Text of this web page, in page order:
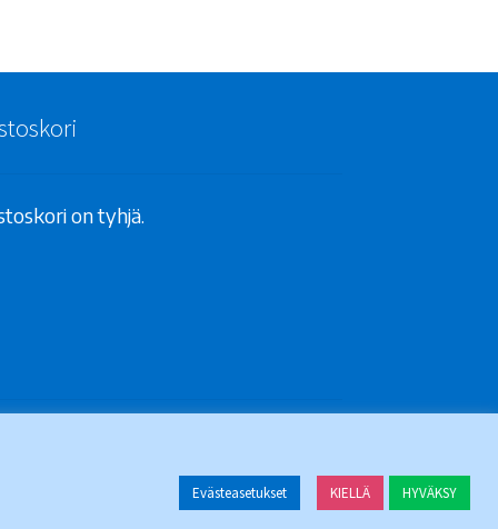
on tyhjä.
Evästeasetukset KIELLÄ HYVÄKSY